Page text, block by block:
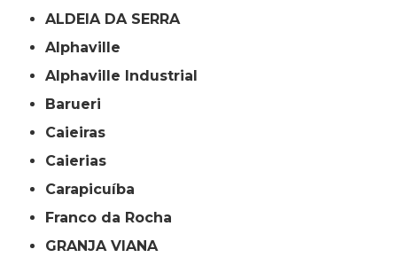
ALDEIA DA SERRA
Alphaville
Alphaville Industrial
Barueri
Caieiras
Caierias
Carapicuíba
Franco da Rocha
GRANJA VIANA